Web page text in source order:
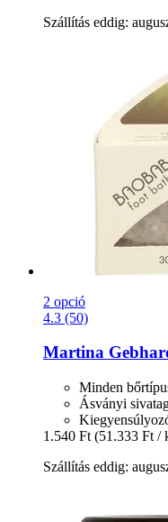
Szállítás eddig:
2 opció
4.3 (50)
Martina
Minden
Ásványi
1.540 Ft (51.333 Ft /
Szállítás eddig: